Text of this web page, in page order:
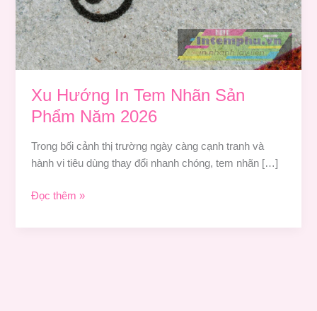
Xu Hướng In Tem Nhãn Sản
Phẩm Năm 2026
Trong bối cảnh thị trường ngày càng cạnh tranh và
hành vi tiêu dùng thay đổi nhanh chóng, tem nhãn […]
Năm
2026
Đọc thêm »